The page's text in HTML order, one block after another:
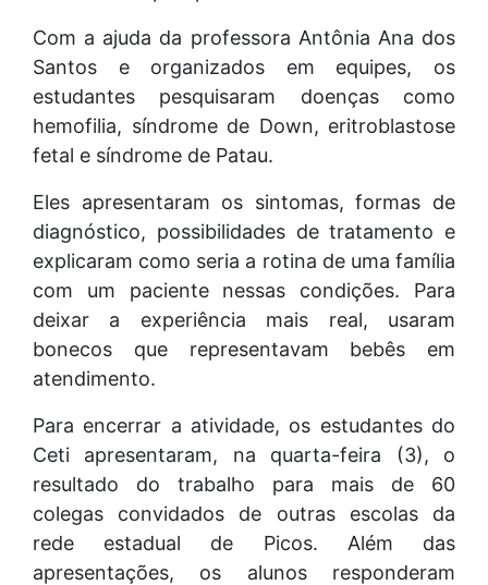
Com a ajuda da professora Antônia Ana dos
Santos e organizados em equipes, os
estudantes pesquisaram doenças como
hemofilia, síndrome de Down, eritroblastose
fetal e síndrome de Patau.
Eles apresentaram os sintomas, formas de
diagnóstico, possibilidades de tratamento e
explicaram como seria a rotina de uma família
com um paciente nessas condições. Para
deixar a experiência mais real, usaram
bonecos que representavam bebês em
atendimento.
Para encerrar a atividade, os estudantes do
Ceti apresentaram, na quarta-feira (3), o
resultado do trabalho para mais de 60
colegas convidados de outras escolas da
rede estadual de Picos. Além das
apresentações, os alunos responderam